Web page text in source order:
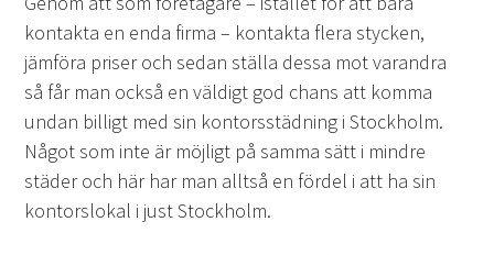
kontakta en enda firma – kontakta flera stycken,
jämföra priser och sedan ställa dessa mot varandra
så får man också en väldigt god chans att komma
undan billigt med sin kontorsstädning i Stockholm.
Något som inte är möjligt på samma sätt i mindre
städer och här har man alltså en fördel i att ha sin
kontorslokal i just Stockholm.